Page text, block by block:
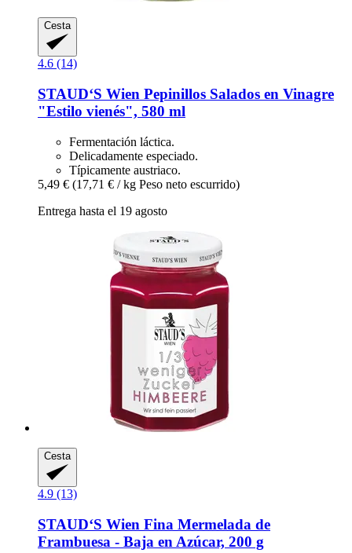
Cesta
4.6 (14)
STAUD‘S Wien Pepinillos Salados en Vinagre
"Estilo vienés", 580 ml
Fermentación láctica.
Delicadamente especiado.
Típicamente austriaco.
5,49 € (17,71 € / kg Peso neto escurrido)
Entrega hasta el 19 agosto
Cesta
4.9 (13)
STAUD‘S Wien Fina Mermelada de
Frambuesa -​ Baja en Azúcar, 200 g